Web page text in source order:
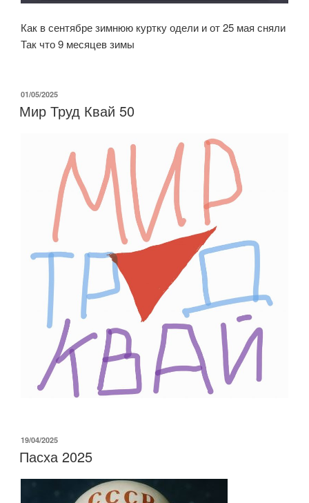
Как в сентябре зимнюю куртку одели и от 25 мая сняли
Так что 9 месяцев зимы
ОПУБЛИКОВАНО
01/05/2025
Мир Труд Квай 50
ОПУБЛИКОВАНО
19/04/2025
Пасха 2025